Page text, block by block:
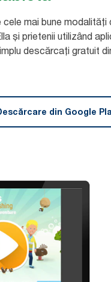
mai bune modalități
și prietenii utilizând
descărcați gratuit
din Google